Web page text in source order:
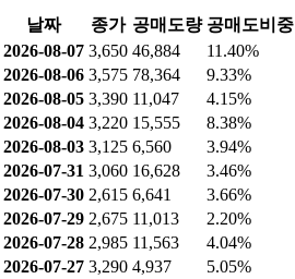
날짜 종가 공매도량 공매도비중
2026-08-07 3,650 46,884
11.40%
2026-08-06 3,575 78,364
9.33%
2026-08-05 3,390 11,047
4.15%
2026-08-04 3,220 15,555
8.38%
2026-08-03 3,125 6,560
3.94%
2026-07-31 3,060 16,628
3.46%
2026-07-30 2,615 6,641
3.66%
2026-07-29 2,675 11,013
2.20%
2026-07-28 2,985 11,563
4.04%
2026-07-27 3,290 4,937
5.05%